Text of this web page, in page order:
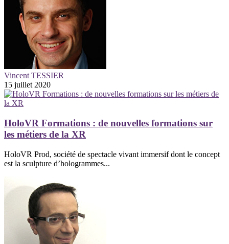
Vincent TESSIER
15 juillet 2020
HoloVR Formations : de nouvelles formations sur
les métiers de la XR
HoloVR Prod, société de spectacle vivant immersif dont le concept
est la sculpture d’hologrammes...